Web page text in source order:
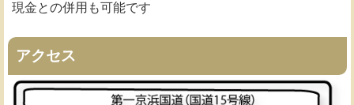
現金との併用も可能です
アクセス